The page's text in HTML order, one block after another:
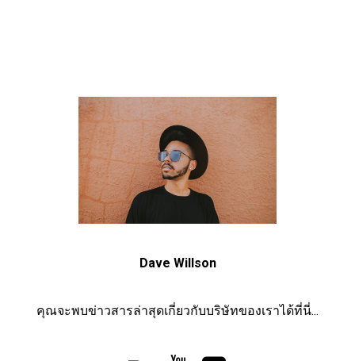
Dave Willson
คุณจะพบข่าวสารล่าสุดเกี่ยวกับบริษัทของเราได้ที่นี่...